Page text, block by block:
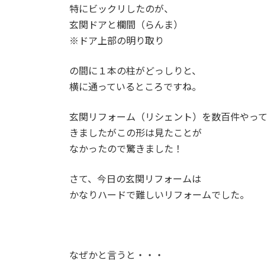
特にビックリしたのが、
玄関ドアと欄間（らんま）
※ドア上部の明り取り
の間に１本の柱がどっしりと、
横に通っているところですね。
玄関リフォーム（リシェント）を数百件やって
きましたがこの形は見たことが
なかったので驚きました！
さて、今日の玄関リフォームは
かなりハードで難しいリフォームでした。
なぜかと言うと・・・